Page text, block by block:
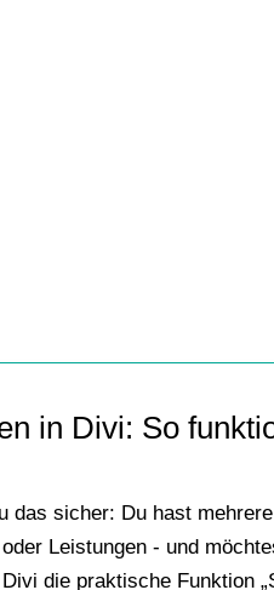
in Divi: So
sicher: Du hast
Leistungen - und
die praktische Funktion